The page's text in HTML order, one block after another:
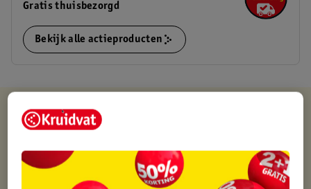
Gratis thuisbezorgd
Bekijk alle actieproducten
Kruidvat is altijd voordelig
Op werkdagen voor 22:00 uur besteld, volgende dag in huis
Gratis thuisbezorgd vanaf 50.00